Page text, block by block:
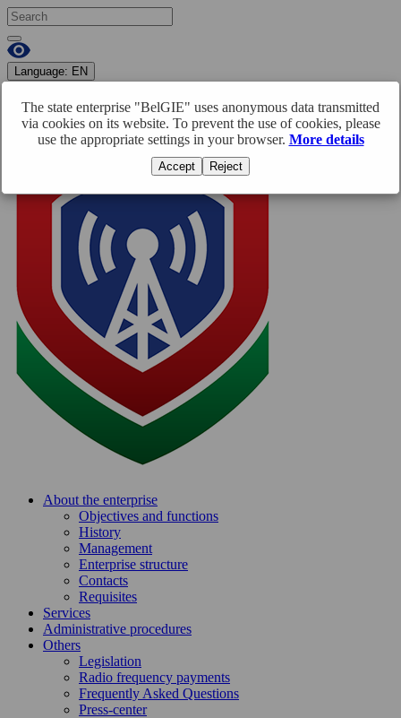
Language: EN
Enter Registration
About the enterprise
Objectives and functions
History
Management
Enterprise structure
Contacts
Requisites
Services
Administrative procedures
Others
Legislation
Radio frequency payments
Frequently Asked Questions
Press-center
The state enterprise "BelGIE" uses anonymous data transmitted
via cookies on its website. To prevent the use of cookies, please
use the appropriate settings in your browser. More details
Accept Reject